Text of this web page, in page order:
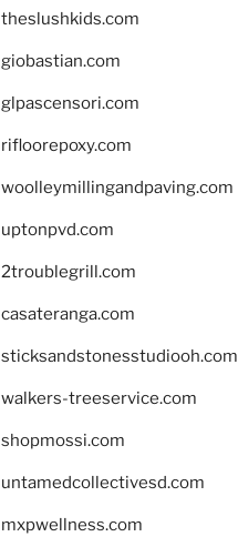
theslushkids.com
giobastian.com
glpascensori.com
rifloorepoxy.com
woolleymillingandpaving.com
uptonpvd.com
2troublegrill.com
casateranga.com
sticksandstonesstudiooh.com
walkers-treeservice.com
shopmossi.com
untamedcollectivesd.com
mxpwellness.com